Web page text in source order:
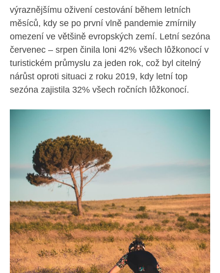
výraznějšímu oživení cestování během letních
měsíců, kdy se po první vlně pandemie zmírnily
omezení ve většině evropských zemí. Letní sezóna
červenec – srpen činila loni 42% všech lôžkonocí v
turistickém průmyslu za jeden rok, což byl citelný
nárůst oproti situaci z roku 2019, kdy letní top
sezóna zajistila 32% všech ročních lôžkonocí.